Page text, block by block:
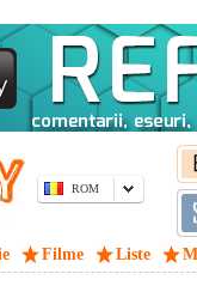
ROM
Filme Liste